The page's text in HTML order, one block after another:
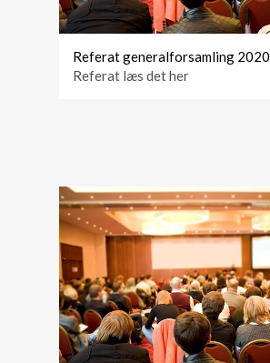
Referat generalforsamling 2020
Referat læs det her